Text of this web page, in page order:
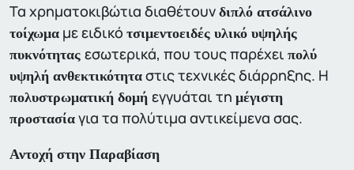
Τα χρηματοκιβώτια διαθέτουν διπλό ατσάλινο
τοίχωμα με ειδικό τσιμεντοειδές υλικό υψηλής
πυκνότητας εσωτερικά, που τους παρέχει πολύ
υψηλή ανθεκτικότητα στις τεχνικές διάρρηξης. Η
πολυστρωματική δομή εγγυάται τη μέγιστη
προστασία για τα πολύτιμα αντικείμενα σας.
Αντοχή στην Παραβίαση